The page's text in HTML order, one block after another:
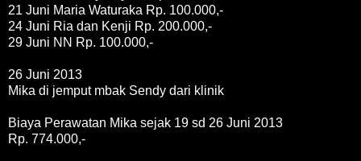
21 Juni Maria Waturaka Rp. 100.000,-
24 Juni Ria dan Kenji Rp. 200.000,-
29 Juni NN Rp. 100.000,-
26 Juni 2013
Mika di jemput mbak Sendy dari klinik
Biaya Perawatan Mika sejak 19 sd 26 Juni 2013
Rp. 774.000,-